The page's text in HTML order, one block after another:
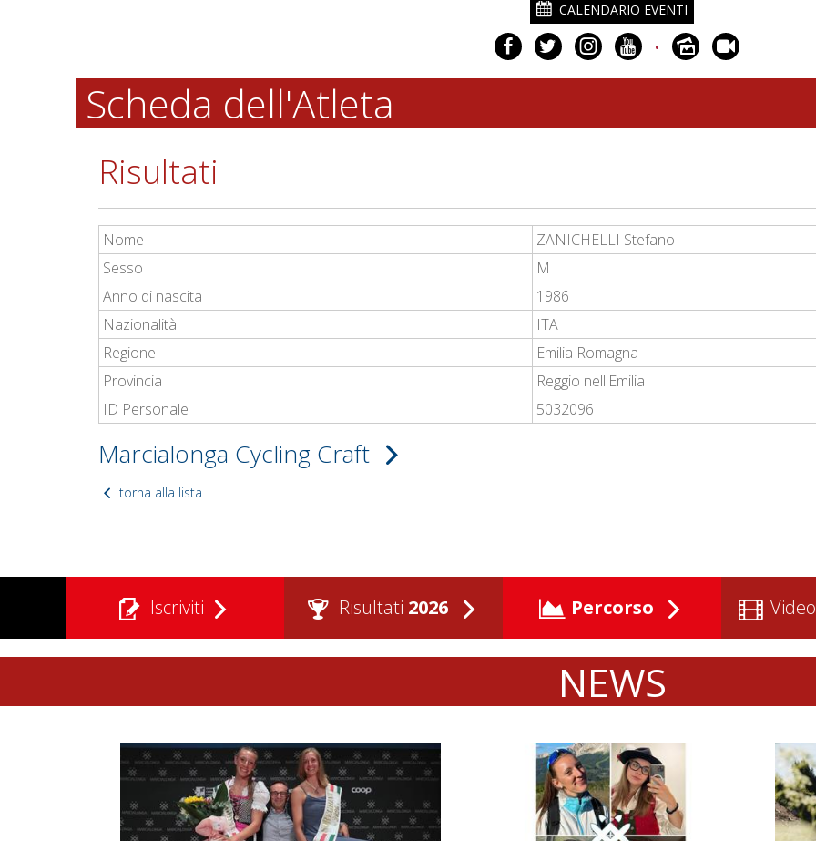
CALENDARIO EVENTI
•
Scheda dell'Atleta
Risultati
Nome
ZANICHELLI Stefano
Sesso
M
Anno di nascita
1986
Nazionalità
ITA
Regione
Emilia Romagna
Provincia
Reggio nell'Emilia
ID Personale
5032096
Marcialonga Cycling Craft
torna alla lista
Iscriviti Risultati 2026 Percorso Video
NEWS